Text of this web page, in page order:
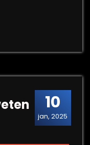
je moet weten
10
jan, 2025